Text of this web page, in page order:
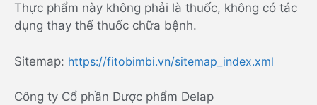
Thực phẩm này không phải là thuốc, không có tác
dụng thay thế thuốc chữa bệnh.
Sitemap: https://fitobimbi.vn/sitemap_index.xml
Công ty Cổ phần Dược phẩm Delap